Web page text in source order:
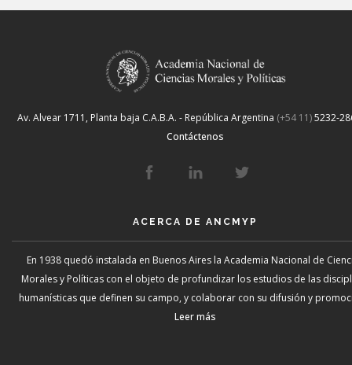
Av. Alvear 1711, Planta baja C.A.B.A. - República Argentina (+54 11)5232-
Contáctenos
ACERCA DE ANCMYP
En 1938 quedó instalada en Buenos Aires la Academia Nacional de
Morales y Políticas con el objeto de profundizar los estudios de las
humanísticas que definen su campo, y colaborar con su difusión y
Leer más